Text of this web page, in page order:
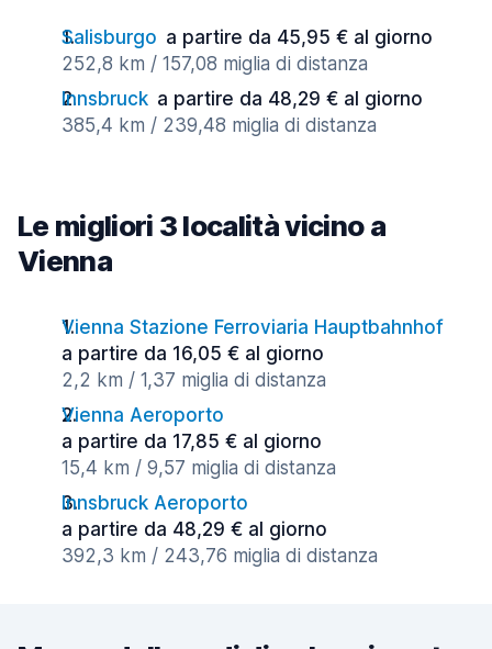
Salisburgo a partire da 45,95 € al giorno
252,8 km / 157,08 miglia di distanza
Innsbruck a partire da 48,29 € al giorno
385,4 km / 239,48 miglia di distanza
Le migliori 3 località vicino a
Vienna
Vienna Stazione Ferroviaria Hauptbahnhof
a partire da 16,05 € al giorno
2,2 km / 1,37 miglia di distanza
Vienna Aeroporto
a partire da 17,85 € al giorno
15,4 km / 9,57 miglia di distanza
Innsbruck Aeroporto
a partire da 48,29 € al giorno
392,3 km / 243,76 miglia di distanza